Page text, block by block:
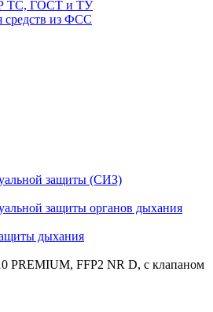
ТС, ГОСТ и ТУ
средств из ФСС
защиты (СИЗ)
защиты органов дыхания
дыхания
PREMIUM, FFP2 NR D, с клапаном